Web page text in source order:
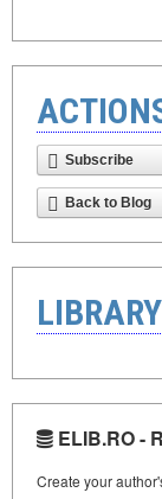
Subscribe
Back to Blog
ELIB.RO -
Create your